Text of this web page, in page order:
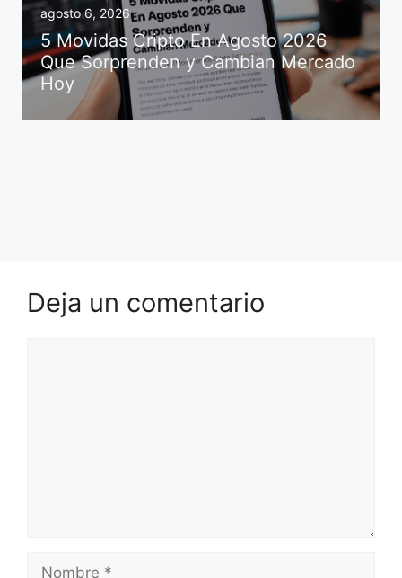
agosto 6, 2026
5 Movidas Cripto En Agosto 2026
Que Sorprenden y Cambian Mercado
Hoy
Deja un comentario
Nombre